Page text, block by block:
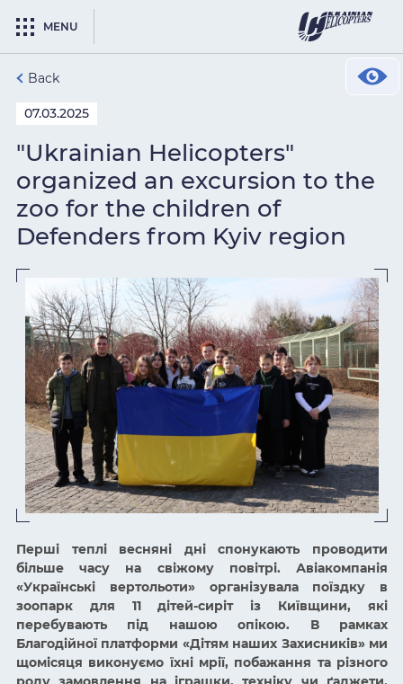
MENU
Back
07.03.2025
"Ukrainian Helicopters"
organized an excursion to the
zoo for the children of
Defenders from Kyiv region
Перші теплі весняні дні спонукають проводити
більше часу на свіжому повітрі. Авіакомпанія
«Українські вертольоти» організувала поїздку в
зоопарк для 11 дітей-сиріт із Київщини, які
перебувають під нашою опікою. В рамках
Благодійної платформи «Дітям наших Захисників» ми
щомісяця виконуємо їхні мрії, побажання та різного